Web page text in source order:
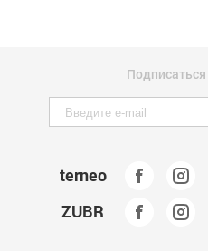
terneo
ZUBR